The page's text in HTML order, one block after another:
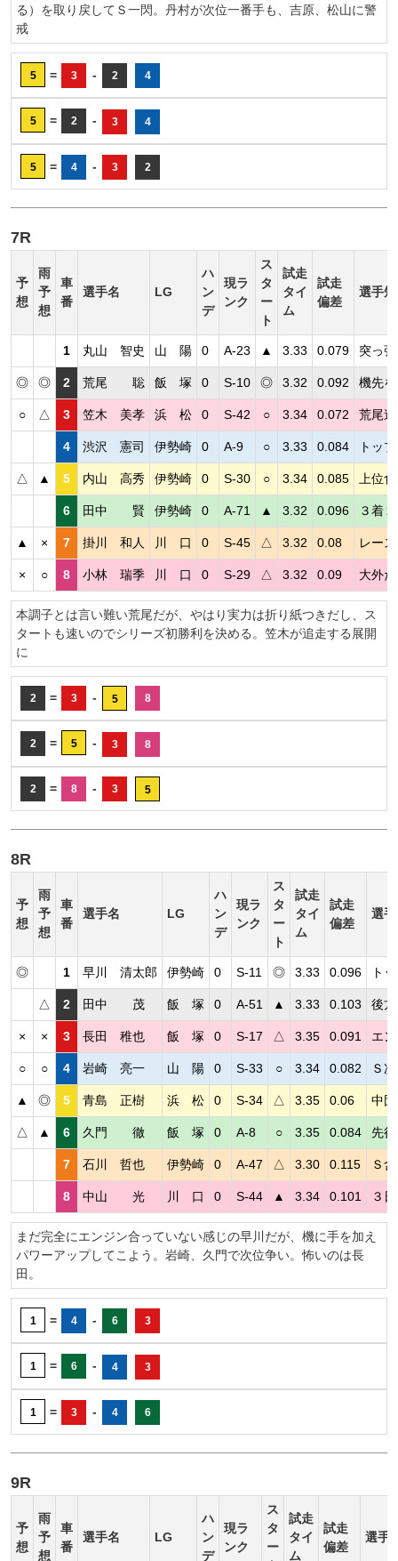
る）を取り戻してＳ一閃。丹村が次位一番手も、吉原、松山に警
戒
5 = 3 - 2 4
5 = 2 - 3 4
5 = 4 - 3 2
7R
予
想
雨
予
想
車
番
選手名 LG
ハ
ン
デ
現ラ
ンク
ス
タ
ー
ト
試走
タイ
ム
試走
偏差
選手
1 丸山 智史 山 陽 0 A-23 ▲ 3.33 0.079 突っ
◎ ◎ 2 荒尾 聡 飯 塚 0 S-10 ◎ 3.32 0.092 機先
○ △ 3 笠木 美孝 浜 松 0 S-42 ○ 3.34 0.072 荒尾
4 渋沢 憲司 伊勢崎 0 A-9 ○ 3.33 0.084 トッ
△ ▲ 5 内山 高秀 伊勢崎 0 S-30 ○ 3.34 0.085 上位
6 田中 賢 伊勢崎 0 A-71 ▲ 3.32 0.096 ３着
▲ × 7 掛川 和人 川 口 0 S-45 △ 3.32 0.08 レー
× ○ 8 小林 瑞季 川 口 0 S-29 △ 3.32 0.09 大外
本調子とは言い難い荒尾だが、やはり実力は折り紙つきだし、ス
タートも速いのでシリーズ初勝利を決める。笠木が追走する展開
に
2 = 3 - 5 8
2 = 5 - 3 8
2 = 8 - 3 5
8R
予
想
雨
予
想
車
番
選手名 LG
ハ
ン
デ
現ラ
ンク
ス
タ
ー
ト
試走
タイ
ム
試走
偏差
選
◎ 1 早川 清太郎 伊勢崎 0 S-11 ◎ 3.33 0.096 ト
△ 2 田中 茂 飯 塚 0 A-51 ▲ 3.33 0.103 後
× × 3 長田 稚也 飯 塚 0 S-17 △ 3.35 0.091 エ
○ ○ 4 岩崎 亮一 山 陽 0 S-33 ○ 3.34 0.082 Ｓ
▲ ◎ 5 青島 正樹 浜 松 0 S-34 △ 3.35 0.06 中
△ ▲ 6 久門 徹 飯 塚 0 A-8 ○ 3.35 0.084 先
7 石川 哲也 伊勢崎 0 A-47 △ 3.30 0.115 Ｓ
8 中山 光 川 口 0 S-44 ▲ 3.34 0.101 ３
まだ完全にエンジン合っていない感じの早川だが、機に手を加え
パワーアップしてこよう。岩崎、久門で次位争い。怖いのは長
田。
1 = 4 - 6 3
1 = 6 - 4 3
1 = 3 - 4 6
9R
予
想
雨
予
想
車
番
選手名 LG
ハ
ン
デ
現ラ
ンク
ス
タ
ー
試走
タイ
ム
試走
偏差
選手